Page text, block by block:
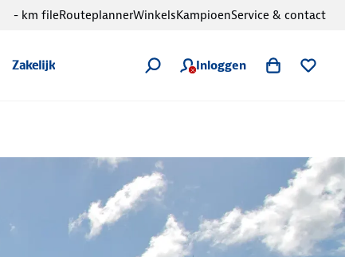
Zakelijk Inloggen
- km fileRouteplannerWinkelsKampioenService & contact